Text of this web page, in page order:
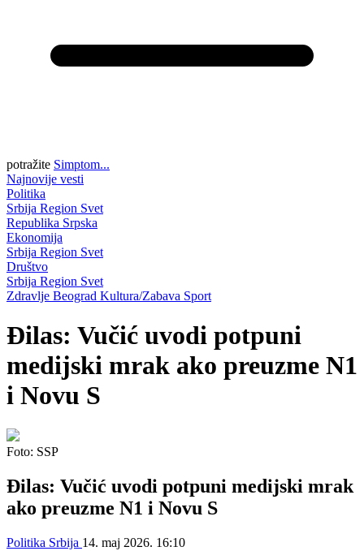
potražite Simptom...
Najnovije vesti
Politika
Srbija Region Svet
Republika Srpska
Ekonomija
Srbija Region Svet
Društvo
Srbija Region Svet
Zdravlje Beograd Kultura/Zabava Sport
Đilas: Vučić uvodi potpuni
medijski mrak ako preuzme N1
i Novu S
Foto: SSP
Đilas: Vučić uvodi potpuni medijski mrak
ako preuzme N1 i Novu S
Politika Srbija 14. maj 2026. 16:10